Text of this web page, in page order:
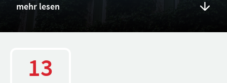
mehr lesen
13